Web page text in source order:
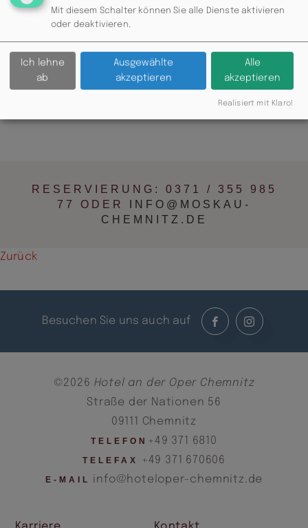
RESERVIERUNG: 0371 / 355 985
77 ODER
INFO@MOSKAU-
CHEMNITZ.DE
Zurück
Besuchen Sie uns auch auf
©2026 Hotel an der Oper Chemnitz
Straße der Nationen 56
09111 Chemnitz
TELEFON +49 371 6810
TELEFAX +49 371 670606
E-MAIL info@hoteloper-chemnitz.de
Mit diesem Schalter können Sie alle Dienste aktivieren
oder deaktivieren.
Ich lehne
ab
Ausgewählte
akzeptieren
Alle
akzeptieren
Realisiert mit Klaro!